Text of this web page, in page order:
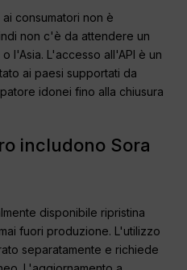
consumatori non è
non c'è da attendere un
l'Asia. L'accesso all'API è un
ai paesi supportati da
idonei fino alla chiusura
includono Sora
disponibile ripristina
fuori produzione. L'utilizzo
separatamente e richiede